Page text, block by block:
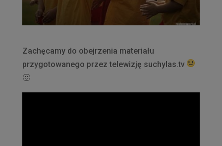
Zachęcamy do obejrzenia materiału
przygotowanego przez telewizję suchylas.tv
🙂